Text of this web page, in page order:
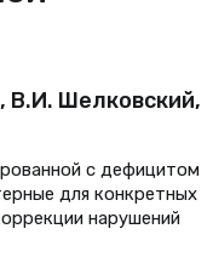
В.И. Шелковский,
с дефицитом
для конкретных
нарушений